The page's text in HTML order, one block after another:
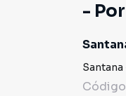
-
Santana